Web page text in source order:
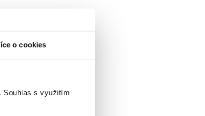
o cookies
Souhlas s využitím